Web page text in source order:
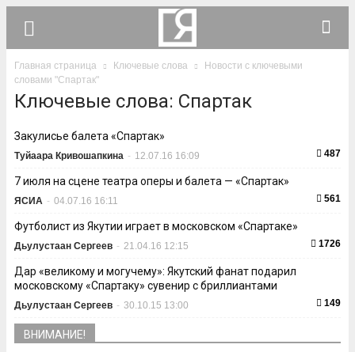
Главная страница Ключевые слова
Новости с ключевыми
словами "Спартак"
Ключевые слова: Спартак
Закулисье балета «Спартак»
Туйаара Кривошапкина - 12.07.16 16:09 487
7 июля на сцене театра оперы и балета — «Спартак»
ЯСИА - 04.07.16 16:11 561
Футболист из Якутии играет в московском «Спартаке»
Дьулустаан Сергеев - 21.04.16 12:15 1726
Дар «великому и могучему»: Якутский фанат подарил
московскому «Спартаку» сувенир с бриллиантами
Дьулустаан Сергеев - 30.10.15 13:00 149
ВНИМАНИЕ!